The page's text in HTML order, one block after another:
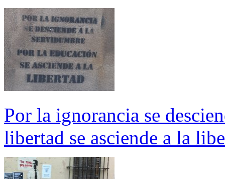
Por la ignorancia se
libertad se asciende a la